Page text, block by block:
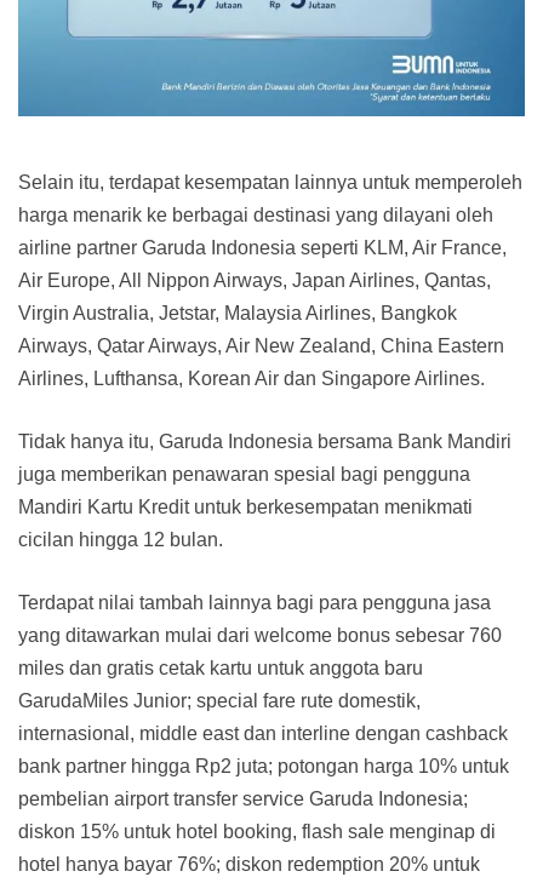
Selain itu, terdapat kesempatan lainnya untuk memperoleh
harga menarik ke berbagai destinasi yang dilayani oleh
airline partner Garuda Indonesia seperti KLM, Air France,
Air Europe, All Nippon Airways, Japan Airlines, Qantas,
Virgin Australia, Jetstar, Malaysia Airlines, Bangkok
Airways, Qatar Airways, Air New Zealand, China Eastern
Airlines, Lufthansa, Korean Air dan Singapore Airlines.
Tidak hanya itu, Garuda Indonesia bersama Bank Mandiri
juga memberikan penawaran spesial bagi pengguna
Mandiri Kartu Kredit untuk berkesempatan menikmati
cicilan hingga 12 bulan.
Terdapat nilai tambah lainnya bagi para pengguna jasa
yang ditawarkan mulai dari welcome bonus sebesar 760
miles dan gratis cetak kartu untuk anggota baru
GarudaMiles Junior; special fare rute domestik,
internasional, middle east dan interline dengan cashback
bank partner hingga Rp2 juta; potongan harga 10% untuk
pembelian airport transfer service Garuda Indonesia;
diskon 15% untuk hotel booking, flash sale menginap di
hotel hanya bayar 76%; diskon redemption 20% untuk